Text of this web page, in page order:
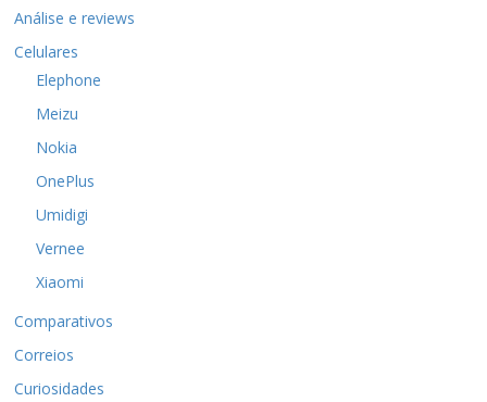
Análise e reviews
Celulares
Elephone
Meizu
Nokia
OnePlus
Umidigi
Vernee
Xiaomi
Comparativos
Correios
Curiosidades